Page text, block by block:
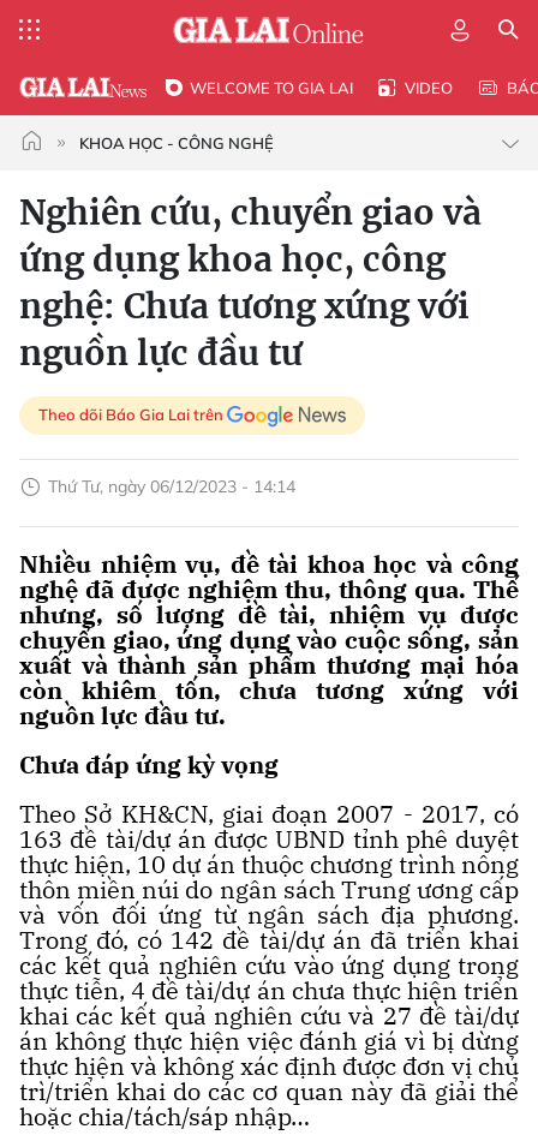
WELCOME TO GIA LAI VIDEO
KHOA HỌC - CÔNG NGHỆ
Nghiên cứu, chuyển giao và
ứng dụng khoa học, công
nghệ: Chưa tương xứng với
nguồn lực đầu tư
Theo dõi Báo Gia Lai trên
Thứ Tư, ngày 06/12/2023 - 14:14
Nhiều nhiệm vụ, đề tài khoa học và công
nghệ đã được nghiệm thu, thông qua. Thế
nhưng, số lượng đề tài, nhiệm vụ được
chuyển giao, ứng dụng vào cuộc sống, sản
xuất và thành sản phẩm thương mại hóa
còn khiêm tốn, chưa tương xứng với
nguồn lực đầu tư.
Chưa đáp ứng kỳ vọng
Theo Sở KH&CN, giai đoạn 2007 - 2017, có
163 đề tài/dự án được UBND tỉnh phê duyệt
thực hiện, 10 dự án thuộc chương trình nông
thôn miền núi do ngân sách Trung ương cấp
và vốn đối ứng từ ngân sách địa phương.
Trong đó, có 142 đề tài/dự án đã triển khai
các kết quả nghiên cứu vào ứng dụng trong
thực tiễn, 4 đề tài/dự án chưa thực hiện triển
khai các kết quả nghiên cứu và 27 đề tài/dự
án không thực hiện việc đánh giá vì bị dừng
thực hiện và không xác định được đơn vị chủ
trì/triển khai do các cơ quan này đã giải thể
hoặc chia/tách/sáp nhập…